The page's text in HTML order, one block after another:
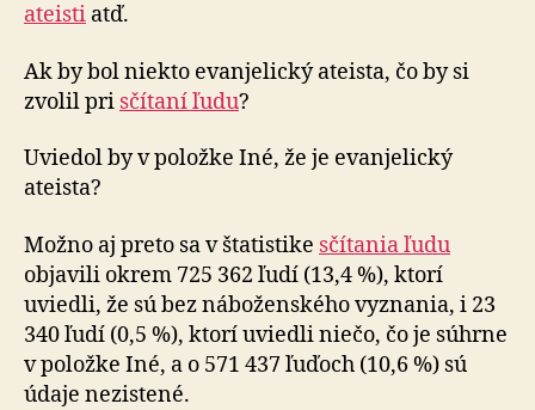
ateisti atď.
Ak by bol niekto evanjelický ateista, čo by si
zvolil pri sčítaní ľudu?
Uviedol by v položke Iné, že je evanjelický
ateista?
Možno aj preto sa v štatistike sčítania ľudu
objavili okrem 725 362 ľudí (13,4 %), ktorí
uviedli, že sú bez náboženského vyznania, i 23
340 ľudí (0,5 %), ktorí uviedli niečo, čo je súhrne
v položke Iné, a o 571 437 ľuďoch (10,6 %) sú
údaje nezistené.